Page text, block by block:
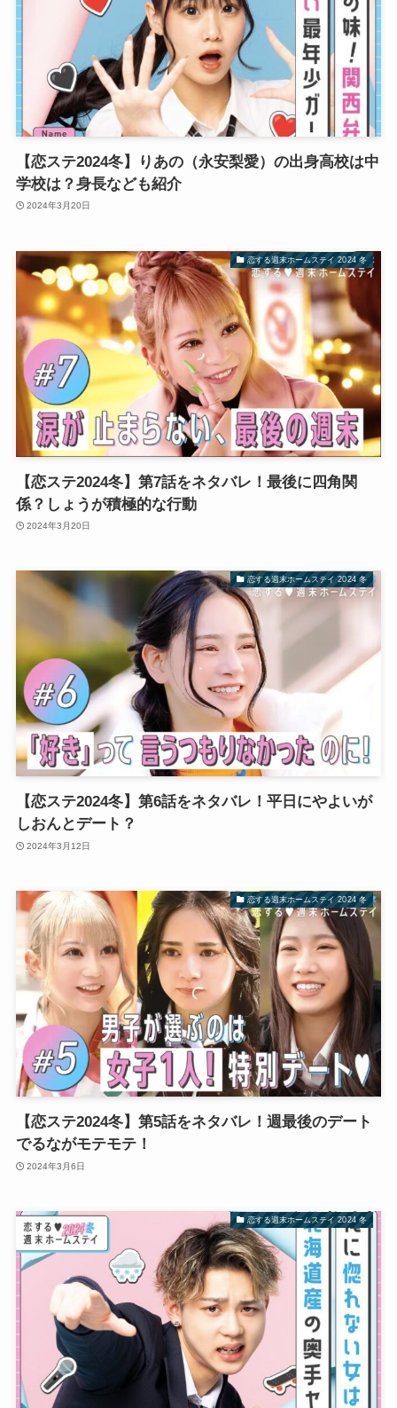
【恋ステ2024冬】りあの（永安梨愛）の出身高校は中
学校は？身長なども紹介
2024年3月20日
恋する週末ホームステイ 2024 冬
【恋ステ2024冬】第7話をネタバレ！最後に四角関
係？しょうが積極的な行動
2024年3月20日
恋する週末ホームステイ 2024 冬
【恋ステ2024冬】第6話をネタバレ！平日にやよいが
しおんとデート？
2024年3月12日
恋する週末ホームステイ 2024 冬
【恋ステ2024冬】第5話をネタバレ！週最後のデート
でるながモテモテ！
2024年3月6日
恋する週末ホームステイ 2024 冬